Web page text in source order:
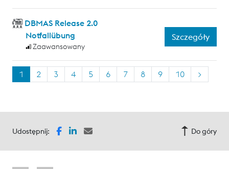
DBMAS Release 2.0
Notfallübung
Zaawansowany
Szczegóły
1 2 3 4 5 6 7 8 9 10 >
Udostępnij: Do góry